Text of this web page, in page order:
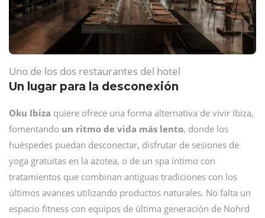
Uno de los dos restaurantes del hotel
Un lugar para la desconexión
Oku Ibiza quiere ofrece una forma alternativa de vivir Ibiza,
fomentando un ritmo de vida más lento, donde los
huéspedes puedan desconectar, disfrutar de sesiones de
yoga gratuitas en la azotea, o de un spa íntimo con
tratamientos que combinan antiguas tradiciones con los
últimos avances utilizando productos naturales. No falta un
espacio fitness con equipos de última generación de Nohrd